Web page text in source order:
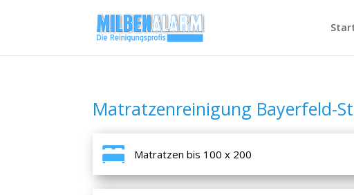
Matratzenreinigung Bayerfeld-
Matratzen bis 100 x 200